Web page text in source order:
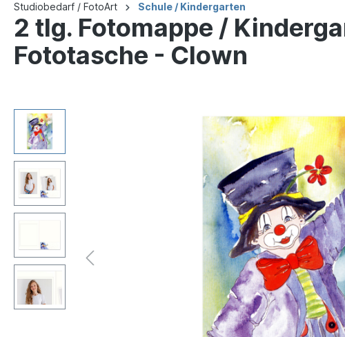
Studiobedarf / FotoArt Schule / Kindergarten
2 tlg. Fotomappe /
Fototasche - Clown